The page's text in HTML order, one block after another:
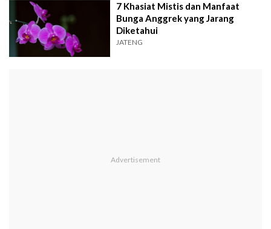
7 Khasiat Mistis dan Manfaat
Bunga Anggrek yang Jarang
Diketahui
JATENG